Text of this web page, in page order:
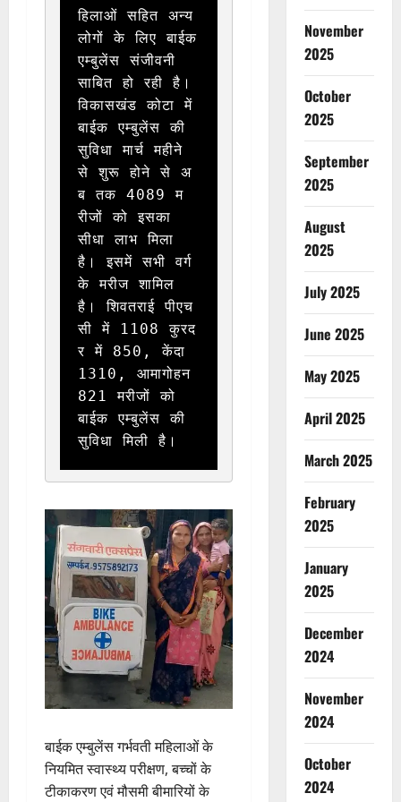
हिलाओं सहित अन्य
लोगों के लिए बाईक
एम्बुलेंस संजीवनी
साबित हो रही है।
विकासखंड कोटा में
बाईक एम्बुलेंस की
सुविधा मार्च महीने
से शुरू होने से अ
ब तक 4089 म
रीजों को इसका
सीधा लाभ मिला
है। इसमें सभी वर्ग
के मरीज शामिल
है। शिवतराई पीएच
सी में 1108 कुरद
र में 850, केंदा
1310, आमागोहन
821 मरीजों को
बाईक एम्बुलेंस की
सुविधा मिली है।
बाईक एम्बुलेंस गर्भवती महिलाओं के
नियमित स्वास्थ्य परीक्षण, बच्चों के
टीकाकरण एवं मौसमी बीमारियों के
November
2025
October
2025
September
2025
August
2025
July 2025
June 2025
May 2025
April 2025
March 2025
February
2025
January
2025
December
2024
November
2024
October
2024